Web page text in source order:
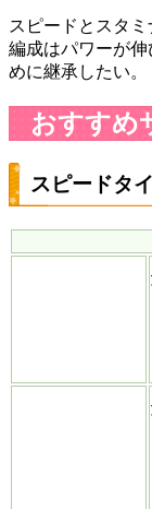
スピードとスタ
編成はパワーが
めに継承したい。
おすすめ
スピードタ